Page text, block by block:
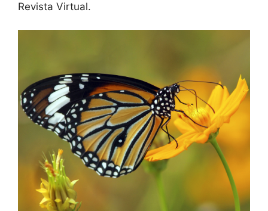
Revista Virtual.